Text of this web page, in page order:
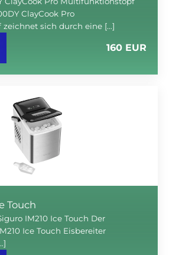
ClayCook Pro
sich durch eine […]
160 EUR
Touch
IM210 Ice Touch Der
Ice Touch Eisbereiter